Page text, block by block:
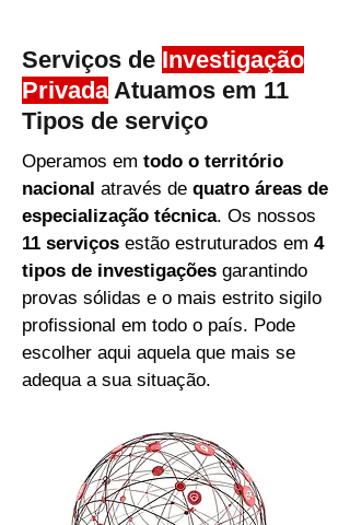
Serviços de Investigação
Privada Atuamos em 11
Tipos de serviço
Operamos em todo o território
nacional através de quatro áreas de
especialização técnica. Os nossos
11 serviços estão estruturados em 4
tipos de investigações garantindo
provas sólidas e o mais estrito sigilo
profissional em todo o país. Pode
escolher aqui aquela que mais se
adequa a sua situação.